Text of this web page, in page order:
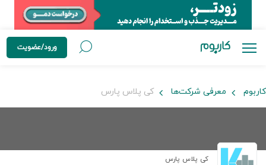
ورود/عضویت
کاربوم معرفی شرکت‌ها کی پلاس پارس
کی پلاس پارس